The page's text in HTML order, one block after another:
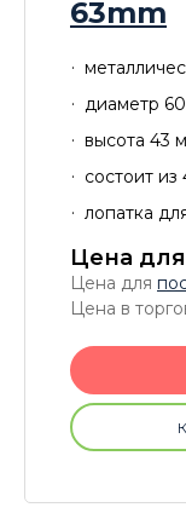
63mm
диаметр
высота 43
состоит из
лопатка
Цена
Цена для
Цена в